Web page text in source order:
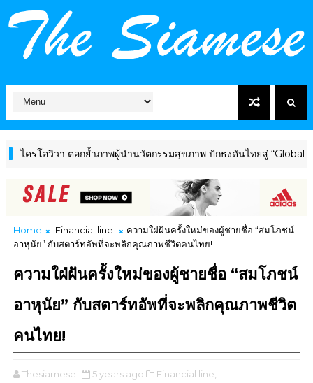
อวิวา ตอกย้ำภาพผู้นำนวัตกรรมสุขภาพ ปักธงดันไทยสู่ “Global
Home Financial line
ความใฝ่ฝันครั้งใหม่ของผู้ชายชื่อ “สมโภชน์
อาหุนัย” กับสตาร์ทอัพที่จะพลิกคุณภาพชีวิตคนไทย!
ความใฝ่ฝันครั้งใหม่ของผู้ชายชื่อ “สมโภชน์
อาหุนัย” กับสตาร์ทอัพที่จะพลิกคุณภาพชีวิต
คนไทย!
Thesiamese 5 years ago Financial line,